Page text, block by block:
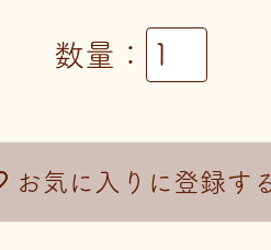
お気に入りに登録す